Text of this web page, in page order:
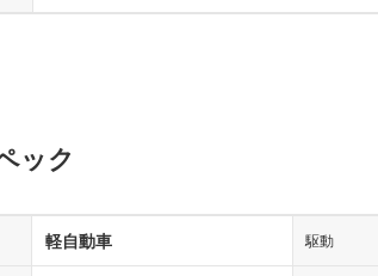
ック
軽自動車 駆動